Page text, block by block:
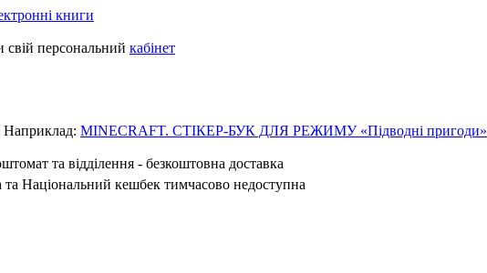
книги
свій персональний кабінет
Наприклад: MINECRAFT. СТІКЕР-БУК ДЛЯ РЕЖИМУ «Підводні пригоди»
та відділення - безкоштовна доставка
Національний кешбек тимчасово недоступна